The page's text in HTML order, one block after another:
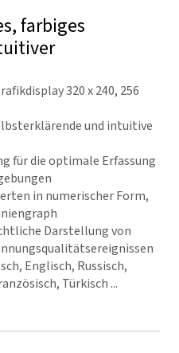
farbiges
320 x 240, 256
und intuitive
für die optimale Erfassung
in numerischer Form,
Darstellung von
Englisch, Russisch,
Türkisch ...